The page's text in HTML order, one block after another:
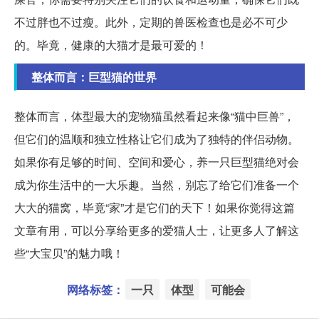
不过胖也不过瘦。此外，定期的兽医检查也是必不可少
的。毕竟，健康的大猫才是最可爱的！
整体而言：巨型猫的世界
整体而言，体型最大的宠物猫虽然看起来像“猫中巨兽”，
但它们的温顺和独立性格让它们成为了独特的伴侣动物。
如果你有足够的时间、空间和爱心，养一只巨型猫绝对会
成为你生活中的一大乐趣。当然，别忘了给它们准备一个
大大的猫窝，毕竟“家”才是它们的天下！如果你觉得这篇
文章有用，可以分享给更多的爱猫人士，让更多人了解这
些“大宝贝”的魅力哦！
网络标签： 一只 体型 可能会